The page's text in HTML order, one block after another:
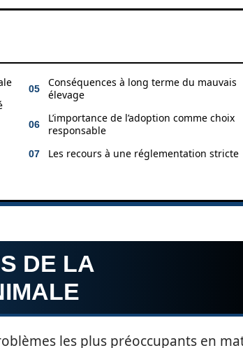
Conséquences à long terme du mauvais
élevage
L’importance de l’adoption comme choix
responsable
Les recours à une réglementation stricte
DE LA
les plus préoccupants en